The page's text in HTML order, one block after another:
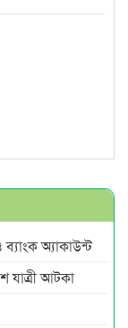
অ্যাকাউন্ট
যাত্রী আটকা